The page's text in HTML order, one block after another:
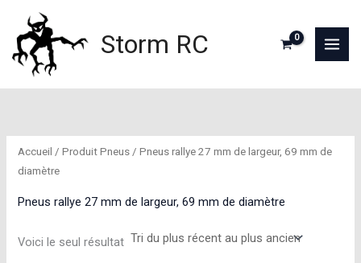
contenu
Storm RC
Accueil / Produit Pneus / Pneus rallye 27 mm de largeur, 69 mm de
diamètre
Pneus rallye 27 mm de largeur, 69 mm de diamètre
Voici le seul résultat